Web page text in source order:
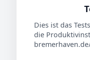
Dies ist das
die